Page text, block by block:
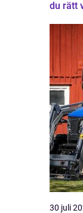
du rätt
30 juli